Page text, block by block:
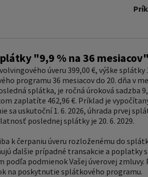
"9,9 % na 36 mesiacov"
úveru 399,00 €, výške splátky
programu 36 mesiacov do 20. dňa v
splátka, je ročná úroková sadzba
zaplatíte 462,96 €. Príklad je
sa uskutoční 1. 6. 2026, úhrada prvej
poslednej splátky je 20. 6. 2029.
k čerpaniu úveru rozloženému do
ďalšie prípadné transakcie a poplatky
podľa podmienok Vašej úverovej zmluvy.
na poskytnutie splátkového programu.